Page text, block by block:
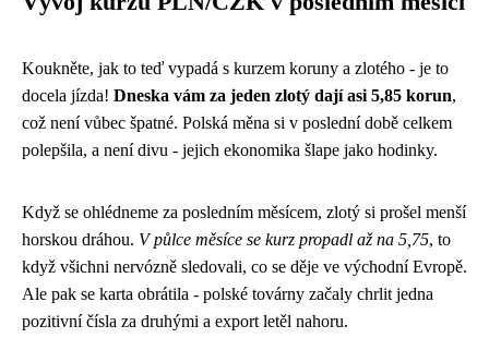
Koukněte, jak to teď vypadá s kurzem koruny a zlotého - je to
docela jízda! Dneska vám za jeden zlotý dají asi 5,85 korun,
což není vůbec špatné. Polská měna si v poslední době celkem
polepšila, a není divu - jejich ekonomika šlape jako hodinky.
Když se ohlédneme za posledním měsícem, zlotý si prošel menší
horskou dráhou. V půlce měsíce se kurz propadl až na 5,75, to
když všichni nervózně sledovali, co se děje ve východní Evropě.
Ale pak se karta obrátila - polské továrny začaly chrlit jedna
pozitivní čísla za druhými a export letěl nahoru.